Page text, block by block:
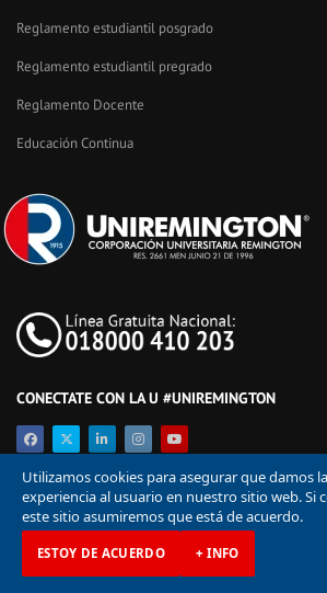
Reglamento estudiantil posgrado
Reglamento estudiantil pregrado
Reglamento Docente
Educación Continua
CONECTATE CON LA U #UNIREMINGTON
© Corporación Universitaria Remington 2026
Utilizamos cookies para asegurar que damos
experiencia al usuario en nuestro sitio web. Si
este sitio asumiremos que está de acuerdo.
ESTOY DE ACUERDO + INFO